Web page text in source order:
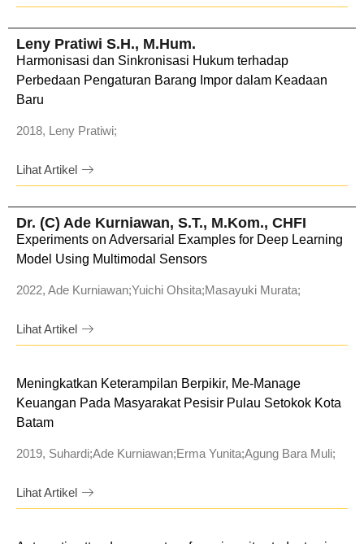
Leny Pratiwi S.H., M.Hum.
Harmonisasi dan Sinkronisasi Hukum terhadap
Perbedaan Pengaturan Barang Impor dalam Keadaan
Baru
2018, Leny Pratiwi;
Lihat Artikel
Dr. (C) Ade Kurniawan, S.T., M.Kom., CHFI
Experiments on Adversarial Examples for Deep Learning
Model Using Multimodal Sensors
2022, Ade Kurniawan;Yuichi Ohsita;Masayuki Murata;
Lihat Artikel
Meningkatkan Keterampilan Berpikir, Me-Manage
Keuangan Pada Masyarakat Pesisir Pulau Setokok Kota
Batam
2019, Suhardi;Ade Kurniawan;Erma Yunita;Agung Bara Muli;
Lihat Artikel